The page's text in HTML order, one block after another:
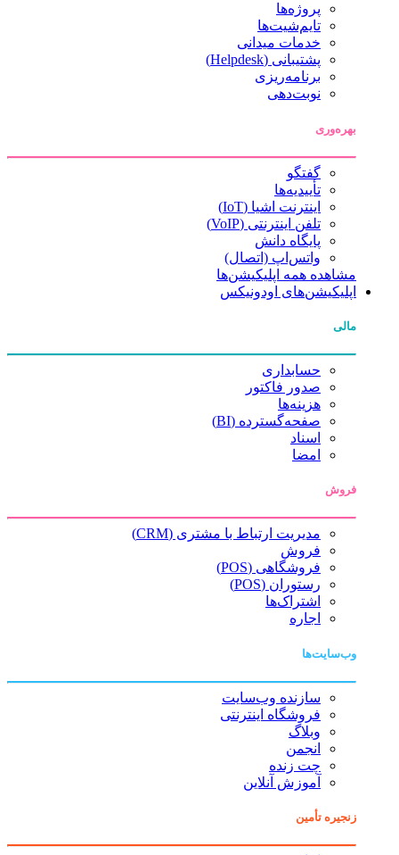
پروژه‌ها
تایم‌شیت‌ها
خدمات میدانی
پشتیبانی (Helpdesk)
برنامه‌ریزی
نوبت‌دهی
بهره‌وری
گفتگو
تأییدیه‌ها
اینترنت اشیا (IoT)
تلفن اینترنتی (VoIP)
پایگاه دانش
واتس‌اپ (اتصال)
مشاهده همه اپلیکیشن‌ها
اپلیکیشن‌های اودونیکس
مالی
حسابداری
صدور فاکتور
هزینه‌ها
صفحه‌گسترده (BI)
اسناد
امضا
فروش
مدیریت ارتباط با مشتری (CRM)
فروش
فروشگاهی (POS)
رستوران (POS)
اشتراک‌ها
اجاره
وب‌سایت‌ها
سازنده وب‌سایت
فروشگاه اینترنتی
وبلاگ
انجمن
چت زنده
آموزش آنلاین
زنجیره تأمین